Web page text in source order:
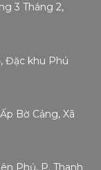
3 Tháng 2,
Đặc khu Phú
Bờ Cảng, Xã
Phủ, P. Thanh